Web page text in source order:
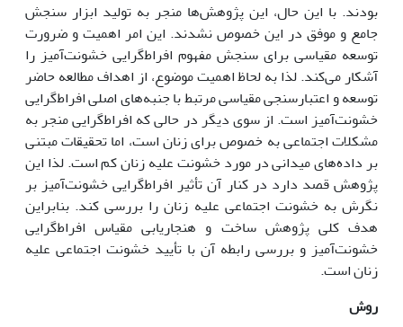
بودند. با این حال، این پژوهش‌ها منجر به تولید ابزار سنجش
جامع و موفق در این خصوص نشدند. این امر اهمیت و ضرورت
توسعه مقیاسی برای سنجش مفهوم افراط‌گرایی خشونت‌آمیز را
آشکار می‌کند. لذا به لحاظ اهمیت موضوع، از اهداف مطالعه حاضر
توسعه و اعتبارسنجی مقیاسی مرتبط با جنبه‌های اصلی افراط‌گرایی
خشونت‌آمیز است. از سوی دیگر در حالی که افراط‌گرایی منجر به
مشکلات اجتماعی به خصوص برای زنان است، اما تحقیقات مبتنی
بر داده‌های میدانی‌ در مورد خشونت علیه زنان کم است. لذا این
پژوهش قصد دارد در کنار آن تأثیر افراط‌گرایی خشونت‌آمیز بر
نگرش به خشونت اجتماعی علیه زنان را بررسی ‌کند. بنابراین
هدف کلی پژوهش ساخت و هنجاریابی مقیاس افراط‌گرایی
خشونت‌آمیز و بررسی رابطه آن با تأیید خشونت اجتماعی علیه
زنان است.
روش